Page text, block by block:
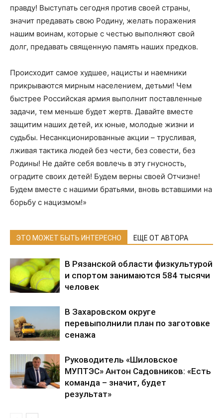
правду! Выступать сегодня против своей страны,
значит предавать свою Родину, желать поражения
нашим воинам, которые с честью выполняют свой
долг, предавать священную память наших предков.
Происходит самое худшее, нацисты и наемники
прикрываются мирным населением, детьми! Чем
быстрее Российская армия выполнит поставленные
задачи, тем меньше будет жертв. Давайте вместе
защитим наших детей, их юные, молодые жизни и
судьбы. Несанкционированные акции – трусливая,
лживая тактика людей без чести, без совести, без
Родины! Не дайте себя вовлечь в эту гнусность,
оградите своих детей! Будем верны своей Отчизне!
Будем вместе с нашими братьями, вновь вставшими на
борьбу с нацизмом!»
ЭТО МОЖЕТ БЫТЬ ИНТЕРЕСНО ЕЩЕ ОТ АВТОРА
В Рязанской области физкультурой
и спортом занимаются 584 тысячи
человек
В Захаровском округе
перевыполнили план по заготовке
сенажа
Руководитель «Шиловское
МУПТЭС» Антон Садовников: «Есть
команда – значит, будет
результат»